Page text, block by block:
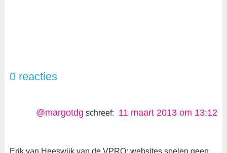
0 reacties
@margotdg schreef: 11 maart 2013 om 13:12
Erik van Heeswijk van de VPRO: websites spelen geen